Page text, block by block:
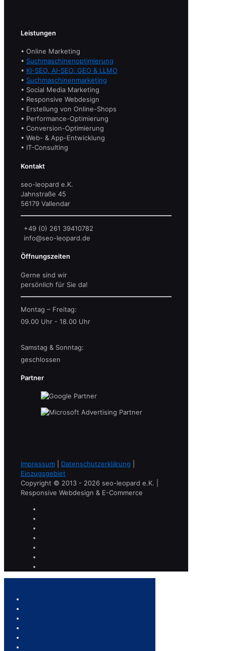
Leistungen
• Online Marketing
• Suchmaschinenoptimierung
• KI-SEO, AI-SEO, GEO & LLMO
• Suchmaschinenmarketing
• Social Media Marketing
• Responsive Webdesign
• Erstellung von Online-Shops
• Performance-Optimierung
• Conversion-Optimierung
• Web- & App-Entwicklung
• IT-Consulting
Kontakt
seo-leopard e.K.
Jahnstraße 45
56179 Vallendar
+49 (0) 261 39410782
info@seo-leopard.de
Öffnungszeiten
Gerne sind wir
persönlich für Sie da!
Montag – Freitag:
09.00 Uhr - 18.00 Uhr
Samstag & Sonntag:
geschlossen
Partner
Impressum Datenschutzerklärung
Einzugsgebiet
Copyright © 2013 - 2026 seo-leopard e.K. |
Responsive Webdesign & E-Commerce